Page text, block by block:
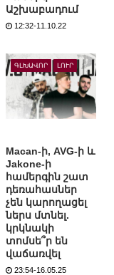
Աշխաբադում
12:32-11.10.22
ԳԼԽԱՎՈՐ ԼՈՒՐ
Macan-ի, AVG-ի և
Jakone-ի
համերգին շատ
դեռահասներ
չեն կարողացել
ներս մտնել.
կրկնակի
տոմսե՞ր են
վաճառվել
23:54-16.05.25